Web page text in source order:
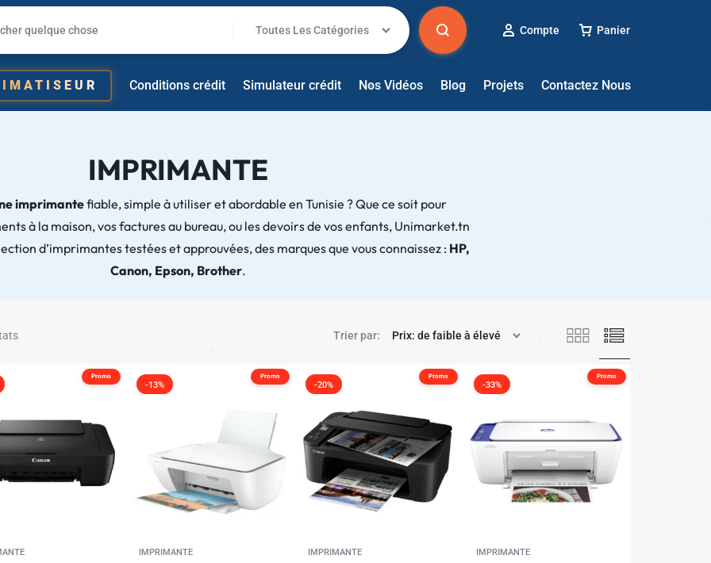
Toutes Les Catégories Compte Panier
Conditions crédit Simulateur crédit Nos Vidéos Blog Projets Contactez Nous
IMPRIMANTE
imprimantefiable, simple à utiliser et abordable en Tunisie ? Que ce soit pour
à la maison, vos factures au bureau, ou les devoirs de vos enfants, Unimarket.tn
d’imprimantes testées et approuvées, des marques que vous connaissez : HP,
Canon, Epson, Brother.
Trier par:
Promo
-13%
Promo
IMPRIMANTE
-20%
Promo
IMPRIMANTE
-33%
Promo
IMPRIMANTE
✱
✱